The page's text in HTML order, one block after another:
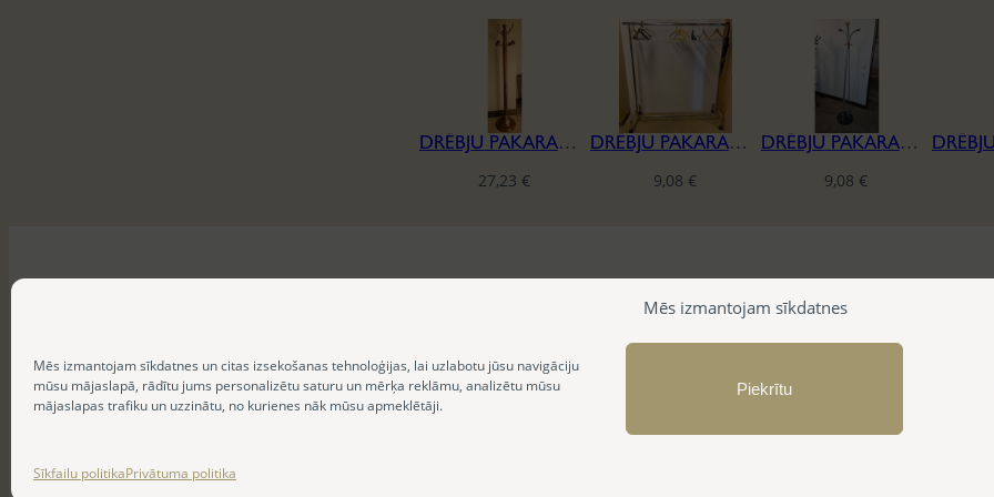
Mēs izmantojam sīkdatnes
Mēs izmantojam sīkdatnes un citas izsekošanas tehnoloģijas, lai uzlabotu jūsu navigāciju
mūsu mājaslapā, rādītu jums personalizētu saturu un mērķa reklāmu, analizētu mūsu
mājaslapas trafiku un uzzinātu, no kurienes nāk mūsu apmeklētāji.
Piekrītu
Sīkfailu politikaPrivātuma politika
DRĒBJU PAKARAMAIS
27,23€
DRĒBJU PAKARAMAIS
9,08€
DRĒBJU PAKARAMAIS
9,08€